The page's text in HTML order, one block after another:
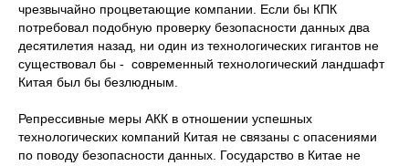
чрезвычайно процветающие компании. Если бы КПК
потребовал подобную проверку безопасности данных два
десятилетия назад, ни один из технологических гигантов не
существовал бы - современный технологический ландшафт
Китая был бы безлюдным.
Репрессивные меры АКК в отношении успешных
технологических компаний Китая не связаны с опасениями
по поводу безопасности данных. Государство в Китае не